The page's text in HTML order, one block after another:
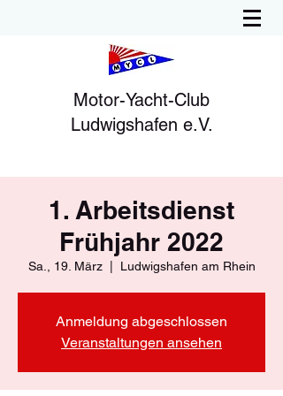
Motor-Yacht-Club
Ludwigshafen e.V.
1. Arbeitsdienst
Frühjahr 2022
Sa., 19. März
  |
Ludwigshafen am Rhein
Anmeldung abgeschlossen
Veranstaltungen ansehen